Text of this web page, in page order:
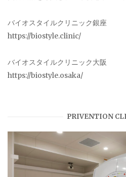
バイオスタイルクリニック銀座
https://biostyle.clinic/
バイオスタイルクリニック大阪
https://biostyle.osaka/
PRIVENTION